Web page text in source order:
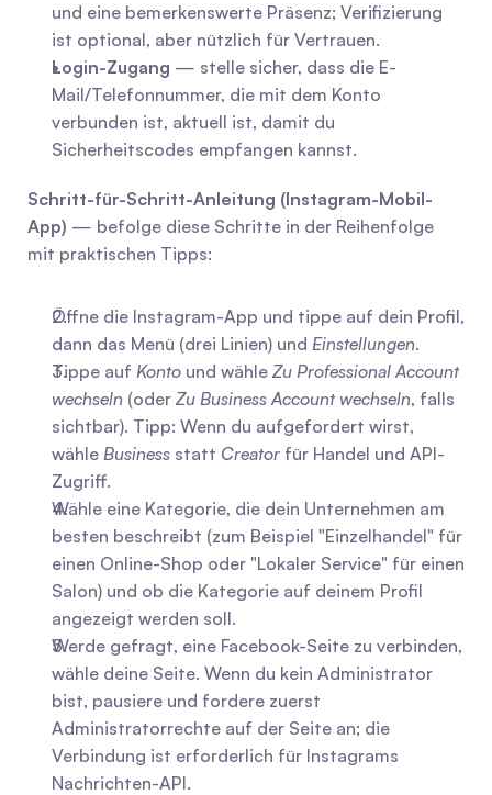
und eine bemerkenswerte Präsenz; Verifizierung
ist optional, aber nützlich für Vertrauen.
Login-Zugang — stelle sicher, dass die E-
Mail/Telefonnummer, die mit dem Konto
verbunden ist, aktuell ist, damit du
Sicherheitscodes empfangen kannst.
Schritt-für-Schritt-Anleitung (Instagram-Mobil-
App) — befolge diese Schritte in der Reihenfolge
mit praktischen Tipps:
Öffne die Instagram-App und tippe auf dein Profil,
dann das Menü (drei Linien) und Einstellungen.
Tippe auf Konto und wähle Zu Professional Account
wechseln (oder Zu Business Account wechseln, falls
sichtbar). Tipp: Wenn du aufgefordert wirst,
wähle Business statt Creator für Handel und API-
Zugriff.
Wähle eine Kategorie, die dein Unternehmen am
besten beschreibt (zum Beispiel "Einzelhandel" für
einen Online-Shop oder "Lokaler Service" für einen
Salon) und ob die Kategorie auf deinem Profil
angezeigt werden soll.
Werde gefragt, eine Facebook-Seite zu verbinden,
wähle deine Seite. Wenn du kein Administrator
bist, pausiere und fordere zuerst
Administratorrechte auf der Seite an; die
Verbindung ist erforderlich für Instagrams
Nachrichten-API.